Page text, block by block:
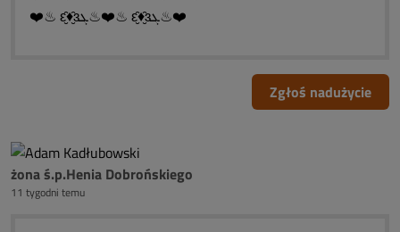
❤️♨ ԑ̮̑♦̮̑ɜܓ♨❤️♨ ԑ̮̑♦̮̑ɜܓ♨❤️
Zgłoś nadużycie
żona ś.p.Henia Dobrońskiego
11 tygodni temu